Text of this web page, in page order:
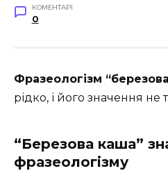
КОМЕНТАРІ
0
Фразеологізм
рідко, і його значення не
“Березова каша”
фразеологізму